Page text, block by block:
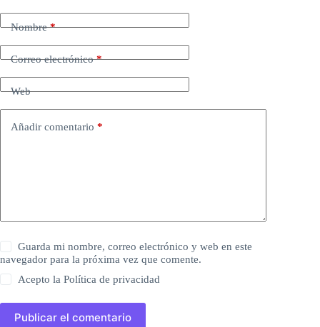
Nombre*
Correo electrónico*
Web
Añadir comentario *
Guarda mi nombre, correo electrónico y web en este
navegador para la próxima vez que comente.
Acepto laPolítica de privacidad
Publicar el comentario